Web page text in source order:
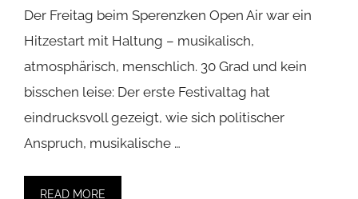
Der Freitag beim Sperenzken Open Air war ein
Hitzestart mit Haltung – musikalisch,
atmosphärisch, menschlich. 30 Grad und kein
bisschen leise: Der erste Festivaltag hat
eindrucksvoll gezeigt, wie sich politischer
Anspruch, musikalische …
READ MORE